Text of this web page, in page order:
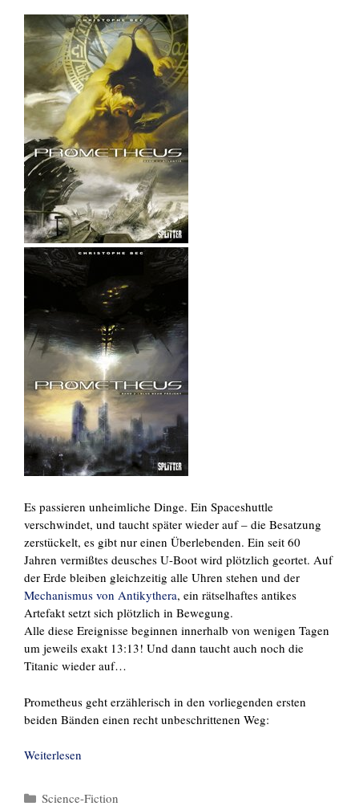
Es passieren unheimliche Dinge. Ein Spaceshuttle
verschwindet, und taucht später wieder auf – die Besatzung
zerstückelt, es gibt nur einen Überlebenden. Ein seit 60
Jahren vermißtes deusches U-Boot wird plötzlich geortet. Auf
der Erde bleiben gleichzeitig alle Uhren stehen und der
Mechanismus von Antikythera, ein rätselhaftes antikes
Artefakt setzt sich plötzlich in Bewegung.
Alle diese Ereignisse beginnen innerhalb von wenigen Tagen
um jeweils exakt 13:13! Und dann taucht auch noch die
Titanic wieder auf…
Prometheus geht erzählerisch in den vorliegenden ersten
beiden Bänden einen recht unbeschrittenen Weg:
Weiterlesen
Kategorien
Science-Fiction